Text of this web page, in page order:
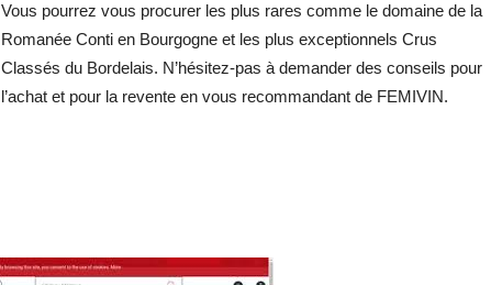
Vous pourrez vous procurer les plus rares comme le domaine de la
Romanée Conti en Bourgogne et les plus exceptionnels Crus
Classés du Bordelais. N’hésitez-pas à demander des conseils pour
l’achat et pour la revente en vous recommandant de FEMIVIN.